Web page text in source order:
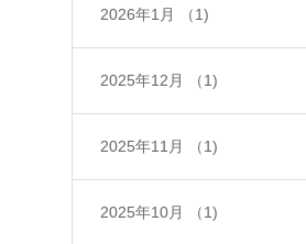
2026年1月 （1)
2025年12月 （1)
2025年11月 （1)
2025年10月 （1)